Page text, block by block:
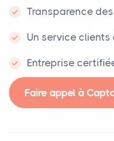
Transparence
Un service
Entreprise
Faire appel à